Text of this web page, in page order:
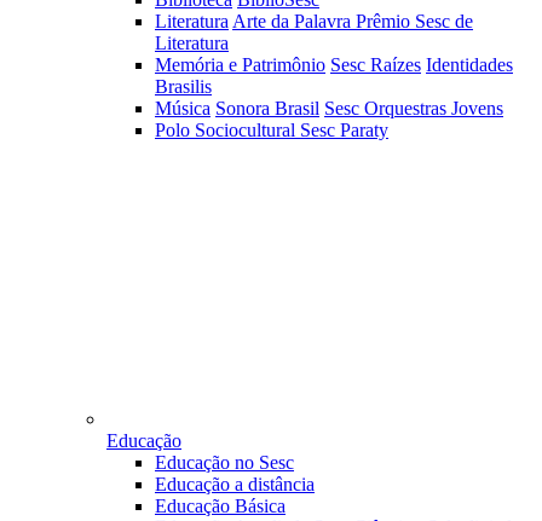
Literatura Arte da Palavra Prêmio Sesc de
Literatura
Memória e Patrimônio Sesc Raízes Identidades
Brasilis
Música Sonora Brasil Sesc Orquestras Jovens
Polo Sociocultural Sesc Paraty
Educação
Educação no Sesc
Educação a distância
Educação Básica